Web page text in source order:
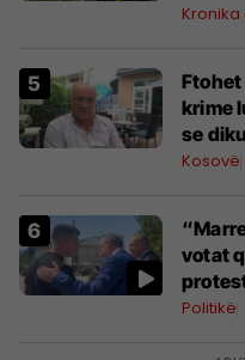
Kronika
Ftohet
krime
se
Kosovë
votat
Politikë